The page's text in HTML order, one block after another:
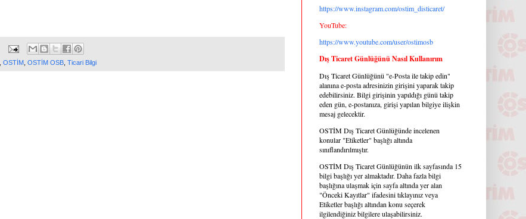
OSTİM OSTİM OSB Ticari Bilgi
https://www.instagram.com/ostim_disticaret/
YouTube:
https://www.youtube.com/user/ostimosb
Dış Ticaret Günlüğünü Nasıl Kullanırım
Dış Ticaret Günlüğünü "e-Posta ile takip edin"
alanına e-posta adresinizin girişini yaparak takip
edebilirsiniz. Bilgi girişinin yapıldığı günü takip
eden gün, e-postanıza, girişi yapılan bilgiye ilişkin
mesaj gelecektir.
OSTİM Dış Ticaret Günlüğünde incelenen
konular "Etiketler" başlığı altında
sınıflandırılmıştır.
OSTİM Dış Ticaret Günlüğünün ilk sayfasında 15
bilgi başlığı yer almaktadır. Daha fazla bilgi
başlığına ulaşmak için sayfa altında yer alan
"Önceki Kayıtlar" ifadesini tıklayınız veya
Etiketler başlığı altından konu seçerek
ilgilendiğiniz bilgilere ulaşabilirsiniz.